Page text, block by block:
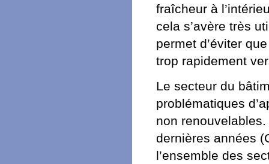
fraîcheur à
cela s’avère très
permet d’éviter
trop rapidement
Le secteur du
problématiques
non
dernières années
l’ensemble des